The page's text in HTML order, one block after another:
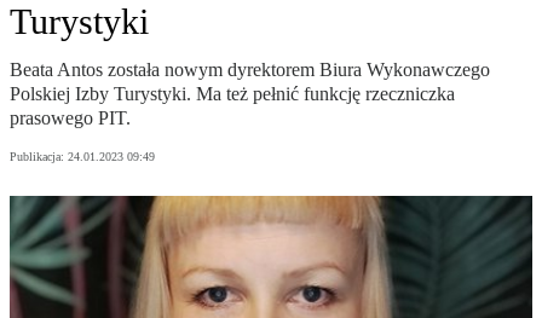
Turystyki
Beata Antos została nowym dyrektorem Biura Wykonawczego
Polskiej Izby Turystyki. Ma też pełnić funkcję rzeczniczka
prasowego PIT.
Publikacja: 24.01.2023 09:49